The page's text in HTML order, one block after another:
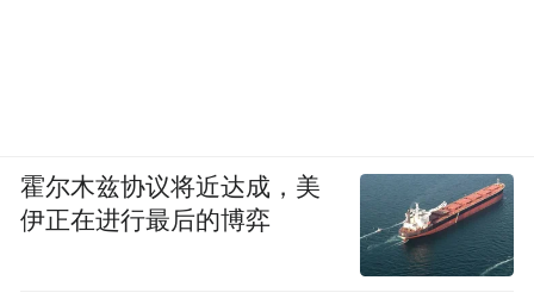
霍尔木兹协议将近达成，美
伊正在进行最后的博弈